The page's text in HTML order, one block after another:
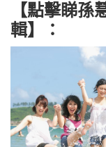
【點擊睇孫
輯】：